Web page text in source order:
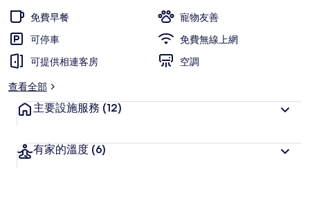
飯
店
的
相
免費早餐
寵物友善
可停車
免費無線上網
可提供相連客房
空調
查看全部
主要設施服務 (12)
有家的溫度 (6)